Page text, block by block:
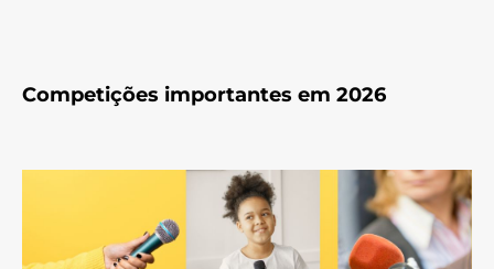
Competições importantes em 2026